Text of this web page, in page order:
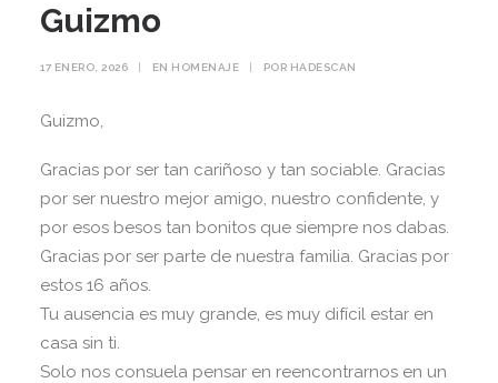
Guizmo
17 ENERO, 2026 | EN HOMENAJE | POR HADESCAN
Guizmo,
Gracias por ser tan cariñoso y tan sociable. Gracias
por ser nuestro mejor amigo, nuestro confidente, y
por esos besos tan bonitos que siempre nos dabas.
Gracias por ser parte de nuestra familia. Gracias por
estos 16 años.
Tu ausencia es muy grande, es muy difícil estar en
casa sin ti.
Solo nos consuela pensar en reencontrarnos en un